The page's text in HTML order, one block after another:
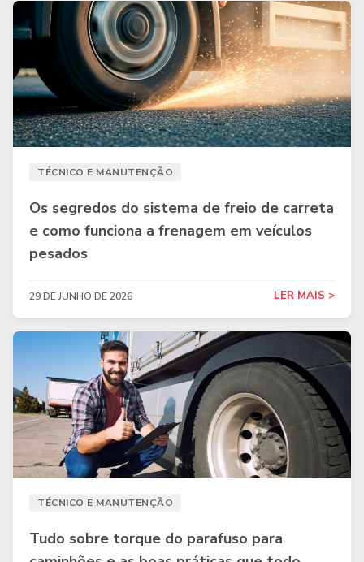
TÉCNICO E MANUTENÇÃO
Os segredos do sistema de freio de carreta
e como funciona a frenagem em veículos
pesados
29 DE JUNHO DE 2026 LER MAIS >
TÉCNICO E MANUTENÇÃO
Tudo sobre torque do parafuso para